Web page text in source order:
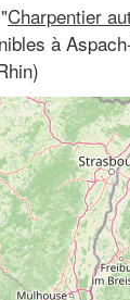
Charpentier
à